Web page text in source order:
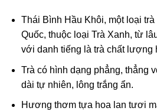
Thái Bình Hầu Khôi, một loại
Quốc, thuộc loại Trà Xanh, từ
với danh tiếng là trà chất lượng
Trà có hình dạng phẳng, thẳng
dài tự nhiên, lông trắng ẩn.
Hương thơm tựa hoa lan tươi